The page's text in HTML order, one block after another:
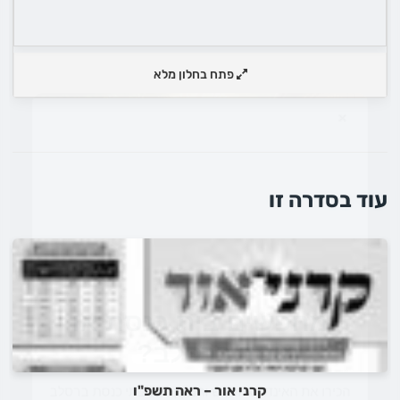
פתח בחלון מלא
עוד בסדרה זו
קרני אור – ראה תשפ"ו
×
מחפשים בית כנסת או
מוסד ברסלב?